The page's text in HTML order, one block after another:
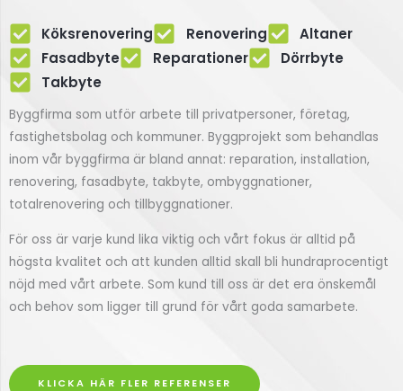
Fasadbyte i Virserum
Köksrenovering Renovering
Altaner
Fasadbyte
Reparationer
Dörrbyte
Takbyte
Byggfirma som utför arbete till privatpersoner, företag,
fastighetsbolag och kommuner. Byggprojekt som behandlas
inom vår byggfirma är bland annat: reparation, installation,
renovering, fasadbyte, takbyte, ombyggnationer,
totalrenovering och tillbyggnationer.
För oss är varje kund lika viktig och vårt fokus är alltid på
högsta kvalitet och att kunden alltid skall bli hundraprocentigt
nöjd med vårt arbete. Som kund till oss är det era önskemål
och behov som ligger till grund för vårt goda samarbete.
KLICKA HÄR FLER REFERENSER